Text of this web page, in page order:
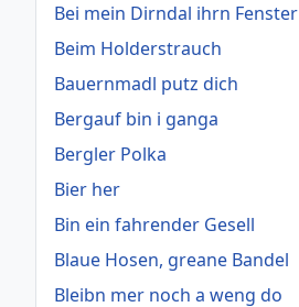
Bei mein Dirndal ihrn Fenster
Beim Holderstrauch
Bauernmadl putz dich
Bergauf bin i ganga
Bergler Polka
Bier her
Bin ein fahrender Gesell
Blaue Hosen, greane Bandel
Bleibn mer noch a weng do